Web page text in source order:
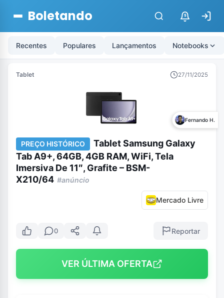
Boletando $
Recentes Populares Lançamentos Notebooks
Tablet 27/11/2025
Fernando H.
PREÇO HISTÓRICO
Tablet Samsung Galaxy
Tab A9+, 64GB, 4GB RAM, WiFi, Tela
Imersiva De 11″, Grafite – BSM-
X210/64 #anúncio
Mercado Livre
0 Reportar
VER ÚLTIMA OFERTA